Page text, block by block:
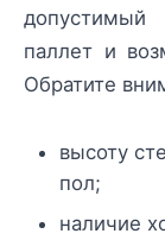
паллет и
Обратите
высоту
пол;
наличие